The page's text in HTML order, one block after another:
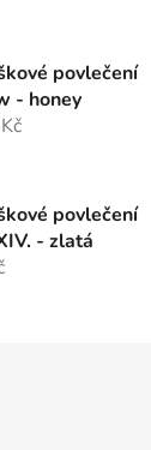
povlečení
- honey
povlečení
- zlatá